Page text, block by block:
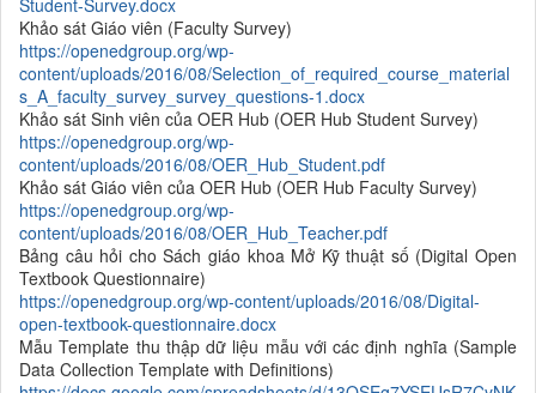
Student-Survey.docx
Khảo sát Giáo viên (Faculty Survey)
https://openedgroup.org/wp-
content/uploads/2016/08/Selection_of_required_course_material
s_A_faculty_survey_survey_questions-1.docx
Khảo sát Sinh viên của OER Hub (OER Hub Student Survey)
https://openedgroup.org/wp-
content/uploads/2016/08/OER_Hub_Student.pdf
Khảo sát Giáo viên của OER Hub (OER Hub Faculty Survey)
https://openedgroup.org/wp-
content/uploads/2016/08/OER_Hub_Teacher.pdf
Bảng câu hỏi cho Sách giáo khoa Mở Kỹ thuật số (Digital Open
Textbook Questionnaire)
https://openedgroup.org/wp-content/uploads/2016/08/Digital-
open-textbook-questionnaire.docx
Mẫu Template thu thập dữ liệu mẫu với các định nghĩa (Sample
Data Collection Template with Definitions)